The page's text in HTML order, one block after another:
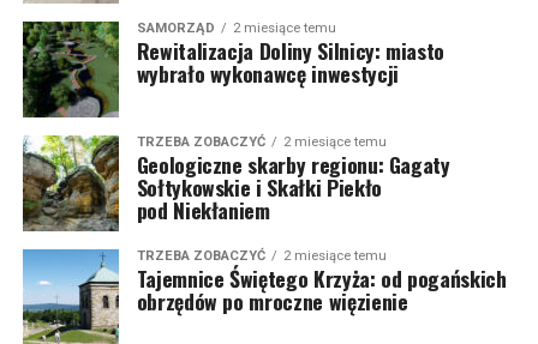
SAMORZĄD 2 miesiące temu
Rewitalizacja Doliny Silnicy: miasto
wybrało wykonawcę inwestycji
TRZEBA ZOBACZYĆ 2 miesiące temu
Geologiczne skarby regionu: Gagaty
Sołtykowskie i Skałki Piekło
pod Niekłaniem
TRZEBA ZOBACZYĆ 2 miesiące temu
Tajemnice Świętego Krzyża: od pogańskich
obrzędów po mroczne więzienie